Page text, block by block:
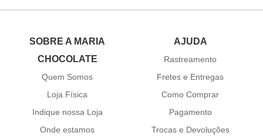
SOBRE A MARIA
CHOCOLATE
Quem Somos
Loja Física
Indique nossa Loja
Onde estamos
AJUDA
Rastreamento
Fretes e Entregas
Como Comprar
Pagamento
Trocas e Devoluções